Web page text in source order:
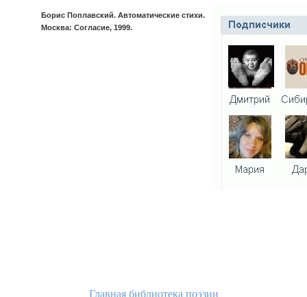
Борис Поплавский. Автоматические стихи.
Москва: Согласие, 1999.
Главная библиотека поэзии